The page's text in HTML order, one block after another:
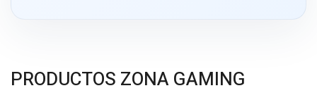
PRODUCTOS ZONA GAMING